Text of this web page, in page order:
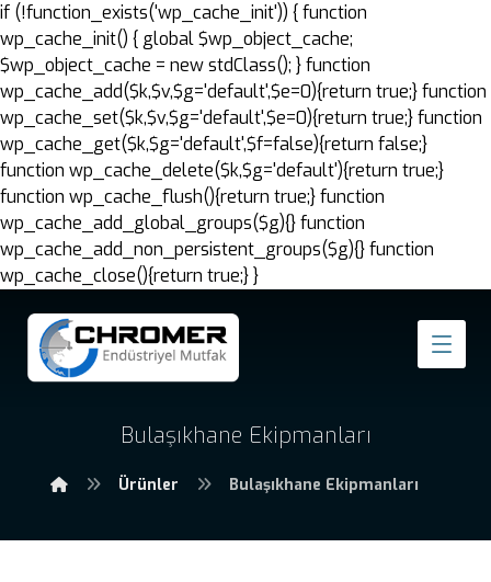
if (!function_exists('wp_cache_init')) { function
wp_cache_init() { global $wp_object_cache;
$wp_object_cache = new stdClass(); } function
wp_cache_add($k,$v,$g='default',$e=0){return true;} function
wp_cache_set($k,$v,$g='default',$e=0){return true;} function
wp_cache_get($k,$g='default',$f=false){return false;}
function wp_cache_delete($k,$g='default'){return true;}
function wp_cache_flush(){return true;} function
wp_cache_add_global_groups($g){} function
wp_cache_add_non_persistent_groups($g){} function
wp_cache_close(){return true;} }
Bulaşıkhane Ekipmanları
Ürünler Bulaşıkhane Ekipmanları